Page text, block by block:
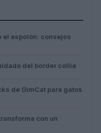
el espolón: consejos
del border collie
de GimCat para gatos
con un